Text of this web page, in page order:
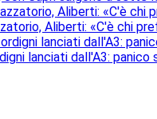
Aliberti: «C'è chi
lanciati dall'A3: